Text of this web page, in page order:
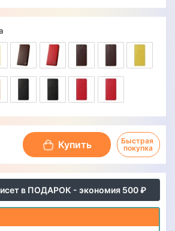
в ПОДАРОК - экономия 500 ₽
Купить
Быстрая
покупка